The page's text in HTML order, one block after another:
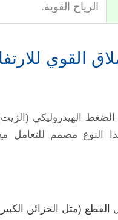
الرياح القوية.
القوي
الهيدروليكي
النوع مصمم للتعامل
(مثل الخزائن